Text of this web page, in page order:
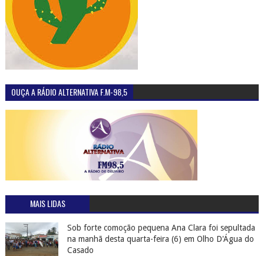
OUÇA A RÁDIO ALTERNATIVA F.M-98,5
MAIS LIDAS
Sob forte comoção pequena Ana Clara foi sepultada
na manhã desta quarta-feira (6) em Olho D'Água do
Casado